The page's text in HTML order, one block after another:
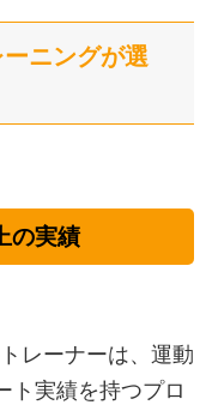
ニングが選
の実績
レーナーは、運動
ト実績を持つプロ